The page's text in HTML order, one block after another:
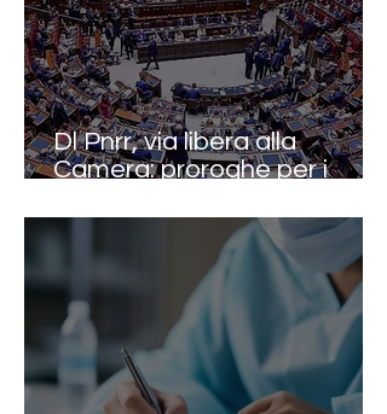
Dl Pnrr, via libera alla
Camera: proroghe per i
telemedicina e territorio